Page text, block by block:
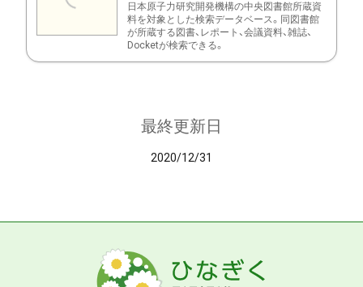
日本原子力研究開発機構の中央図書館所蔵資
料を対象とした検索データベース。同図書館
が所蔵する図書、レポート、会議資料、雑誌、
Docketが検索できる。
最終更新日
2020/12/31